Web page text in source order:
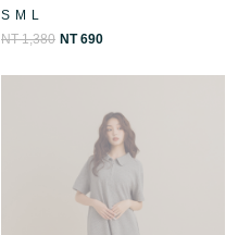
S M
L
NT 1,380 NT 690